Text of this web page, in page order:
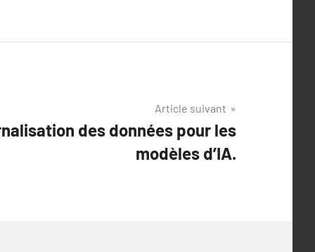
Article suivant
des données pour les
modèles d’IA.